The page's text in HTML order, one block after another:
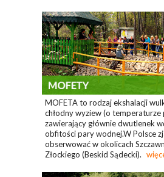
MOFETA to rodzaj ekshalacji
chłodny wyziew (o temperaturze
zawierający głównie dwutlenek
obfitości pary wodnej.W Polsce
obserwować w okolicach
Złockiego (Beskid Sądecki).